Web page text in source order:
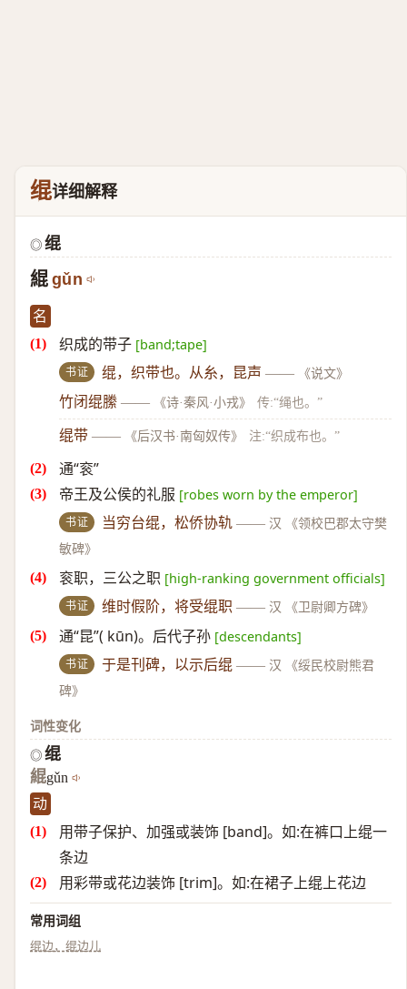
绲详细解释
◎ 绲
緄 gǔn
名
织成的带子 [band;tape]
书证 绲，织带也。从糸，昆声 —— 《说文》
竹闭绲縢 —— 《诗·秦风·小戎》 传:“绳也。”
绲带 —— 《后汉书·南匈奴传》 注:“织成布也。”
通“衮”
帝王及公侯的礼服 [robes worn by the emperor]
书证 当穷台绲，松侨协轨 —— 汉 《领校巴郡太守樊
敏碑》
衮职，三公之职 [high-ranking government officials]
书证 维时假阶，将受绲职 —— 汉 《卫尉卿方碑》
通“昆”( kūn)。后代子孙 [descendants]
书证 于是刊碑，以示后绲 —— 汉 《绥民校尉熊君
碑》
词性变化
◎ 绲
緄gǔn
动
用带子保护、加强或装饰 [band]。如:在裤口上绲一
条边
用彩带或花边装饰 [trim]。如:在裙子上绲上花边
常用词组
绲边，绲边儿